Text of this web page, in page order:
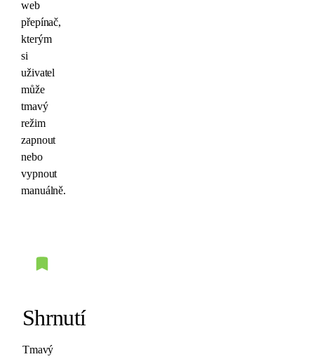
web
přepínač,
kterým
si
uživatel
může
tmavý
režim
zapnout
nebo
vypnout
manuálně.
Shrnutí
Tmavý